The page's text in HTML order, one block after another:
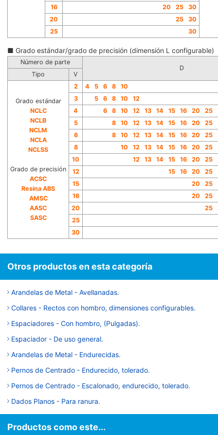
16 20 25
30
20
25
30
25
30
■ Grado estándar/grado de precisión (dimensión L configurable)
Número de parte
D
Tipo
V
Grado estándar
NCLC
NCLB
NCLM
NCLA
NCLSS
Grado de precisión
ACSC
Resina ABS
AMSC
AASC
SASC
2 4 5 6 8
10
3
5 6 8 10
12
4
6 8 10 12 13 14 15 16 20
25
5
8 10 12 13 14 15 16 20
25
6
8 10 12 13 14 15 16 20
25
8
10 12 13 14 15 16 20 25
10
12 13 14 15 16 20 25
12
15 16 20 25
15
20 25
16
20 25
20
25
25
30
Otros productos en esta categoría
Arandelas de Metal - Avellanadas.
Collares - Rectos con hombro, dimensiones configurables.
Espaciadores - Con hombro, (Pulgadas).
Espaciador - De uso general.
Arandelas de Metal - Endurecidas.
Pernos de Centrado - Endurecido, tolerado.
Pernos de Centrado - Escalonado, endurecido, tolerado.
Dados Planos - Para ranura.
Productos como este...